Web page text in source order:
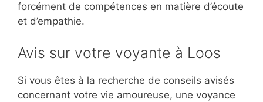
forcément de compétences en matière d’écoute
et d’empathie.
Avis sur votre voyante à Loos
Si vous êtes à la recherche de conseils avisés
concernant votre vie amoureuse, une voyance